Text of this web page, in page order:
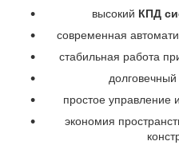
высокий КПД
современная
стабильная работа
простое управление
экономия